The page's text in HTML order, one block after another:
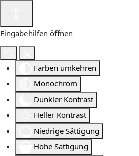
Eingabehilfen öffnen
Farben umkehren
Monochrom
Dunkler Kontrast
Heller Kontrast
Niedrige Sättigung
Hohe Sättigung